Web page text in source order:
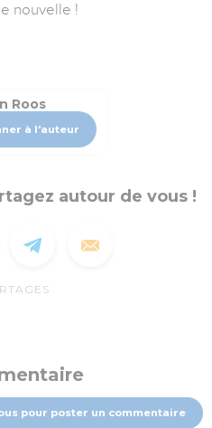
nouvelle !
Roos
à l'auteur
autour de vous !
pour poster un commentaire